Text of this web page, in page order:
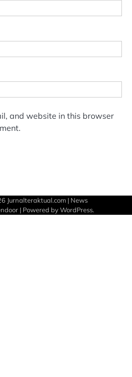
and website in this browser
Jurnalteraktual.com | News
| Powered byWordPress.